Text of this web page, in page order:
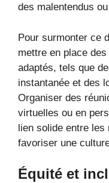
des malentendus
Pour surmonter ce
mettre en place
adaptés, tels que
instantanée et des
Organiser des
virtuelles ou en
lien solide entre les
favoriser une
Équité et